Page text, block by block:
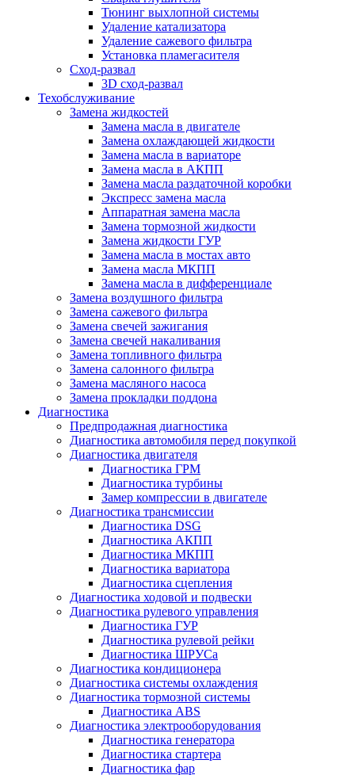
Тюнинг выхлопной системы
Удаление катализатора
Удаление сажевого фильтра
Установка пламегасителя
Сход-развал
3D сход-развал
Техобслуживание
Замена жидкостей
Замена масла в двигателе
Замена охлаждающей жидкости
Замена масла в вариаторе
Замена масла в АКПП
Замена масла раздаточной коробки
Экспресс замена масла
Аппаратная замена масла
Замена тормозной жидкости
Замена жидкости ГУР
Замена масла в мостах авто
Замена масла МКПП
Замена масла в дифференциале
Замена воздушного фильтра
Замена сажевого фильтра
Замена свечей зажигания
Замена свечей накаливания
Замена топливного фильтра
Замена салонного фильтра
Замена масляного насоса
Замена прокладки поддона
Диагностика
Предпродажная диагностика
Диагностика автомобиля перед покупкой
Диагностика двигателя
Диагностика ГРМ
Диагностика турбины
Замер компрессии в двигателе
Диагностика трансмиссии
Диагностика DSG
Диагностика АКПП
Диагностика МКПП
Диагностика вариатора
Диагностика сцепления
Диагностика ходовой и подвески
Диагностика рулевого управления
Диагностика ГУР
Диагностика рулевой рейки
Диагностика ШРУСа
Диагностика кондиционера
Диагностика системы охлаждения
Диагностика тормозной системы
Диагностика ABS
Диагностика электрооборудования
Диагностика генератора
Диагностика стартера
Диагностика фар